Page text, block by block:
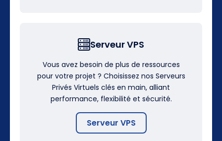
Serveur VPS
Vous avez besoin de plus de ressources
pour votre projet ? Choisissez nos Serveurs
Privés Virtuels clés en main, alliant
performance, flexibilité et sécurité.
Serveur VPS